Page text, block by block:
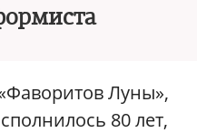
Луны»,
80 лет,